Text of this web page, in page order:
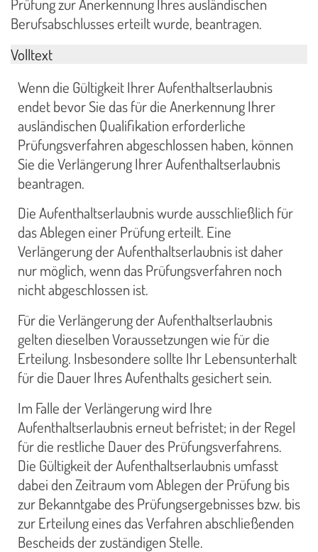
Prüfung zur Anerkennung Ihres ausländischen
Berufsabschlusses erteilt wurde, beantragen.
Volltext
Wenn die Gültigkeit Ihrer Aufenthaltserlaubnis
endet bevor Sie das für die Anerkennung Ihrer
ausländischen Qualifikation erforderliche
Prüfungsverfahren abgeschlossen haben, können
Sie die Verlängerung Ihrer Aufenthaltserlaubnis
beantragen.
Die Aufenthaltserlaubnis wurde ausschließlich für
das Ablegen einer Prüfung erteilt. Eine
Verlängerung der Aufenthaltserlaubnis ist daher
nur möglich, wenn das Prüfungsverfahren noch
nicht abgeschlossen ist.
Für die Verlängerung der Aufenthaltserlaubnis
gelten dieselben Voraussetzungen wie für die
Erteilung. Insbesondere sollte Ihr Lebensunterhalt
für die Dauer Ihres Aufenthalts gesichert sein.
Im Falle der Verlängerung wird Ihre
Aufenthaltserlaubnis erneut befristet; in der Regel
für die restliche Dauer des Prüfungsverfahrens.
Die Gültigkeit der Aufenthaltserlaubnis umfasst
dabei den Zeitraum vom Ablegen der Prüfung bis
zur Bekanntgabe des Prüfungsergebnisses bzw. bis
zur Erteilung eines das Verfahren abschließenden
Bescheids der zuständigen Stelle.